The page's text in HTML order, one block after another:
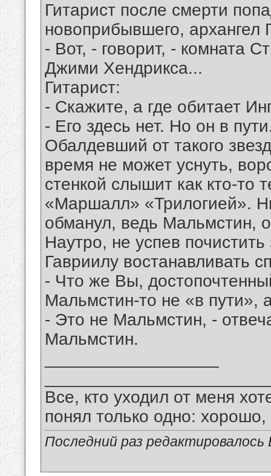
Гитарист после смерти
новоприбывшего, архангел
- Вот, - говорит, - комната
Джими Хендрикса...
Гитарист:
- Скажите, а где обитает
- Его здесь нет. Но он в
Обалдевший от такого
время не может уснуть,
стенкой слышит как кто-то
«Маршалл» «Трилогией».
обманул, ведь Мальмстин,
Наутро, не успев
Гавриилу востанавливать
- Что же Вы,
Мальмстин-то не «в пути»,
- Это не Мальмстин, -
Мальмстин.
Все, кто уходил от меня
понял только одно:
Последний раз